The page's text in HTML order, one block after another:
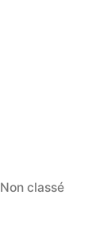
Publié
Non classé